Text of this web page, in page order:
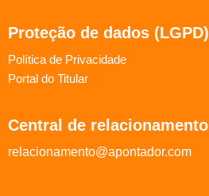
Proteção de dados (LGPD)
Política de Privacidade
Portal do Titular
Central de relacionamento
relacionamento@apontador.com